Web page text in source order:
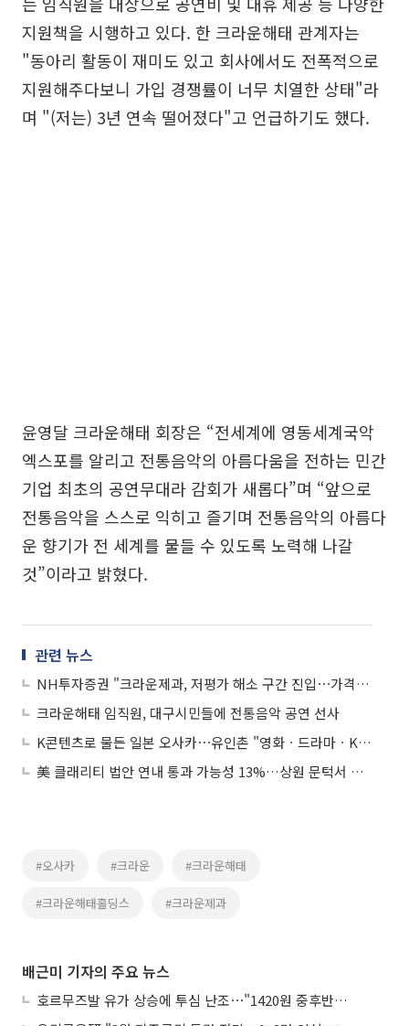
지원책을 시행하고 있다. 한 크라운해태 관계자는
"동아리 활동이 재미도 있고 회사에서도 전폭적으로
지원해주다보니 가입 경쟁률이 너무 치열한 상태"라
며 "(저는) 3년 연속 떨어졌다"고 언급하기도 했다.
윤영달 크라운해태 회장은 “전세계에 영동세계국악
엑스포를 알리고 전통음악의 아름다움을 전하는 민간
기업 최초의 공연무대라 감회가 새롭다”며 “앞으로
전통음악을 스스로 익히고 즐기며 전통음악의 아름다
운 향기가 전 세계를 물들 수 있도록 노력해 나갈
것”이라고 밝혔다.
관련 뉴스
NH투자증권 "크라운제과, 저평가 해소 구간 진입⋯가격 정상화 시점"
크라운해태 임직원, 대구시민들에 전통음악 공연 선사
K콘텐츠로 물든 일본 오사카⋯유인촌 "영화ㆍ드라마ㆍK팝, 국경 개념 뛰어넘어"
美 클래리티 법안 연내 통과 가능성 13%…상원 문턱서 제동
#오사카 #크라운 #크라운해태
#크라운해태홀딩스 #크라운제과
배근미 기자의 주요 뉴스
호르무즈발 유가 상승에 투심 난조⋯"1420원 중후반 등락"